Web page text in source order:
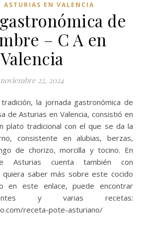
ASTURIAS EN VALENCIA
de
– C A en
Valencia
noviembre 22, 2024
de Asturias en Valencia, consistió en
plato tradicional con el que se da la
consistente en alubias, berzas,
de chorizo, morcilla y tocino. En
Asturias cuenta también con
quiera saber más sobre este cocido
en este enlace, puede encontrar
y varias recetas:
receta-pote-asturiano/